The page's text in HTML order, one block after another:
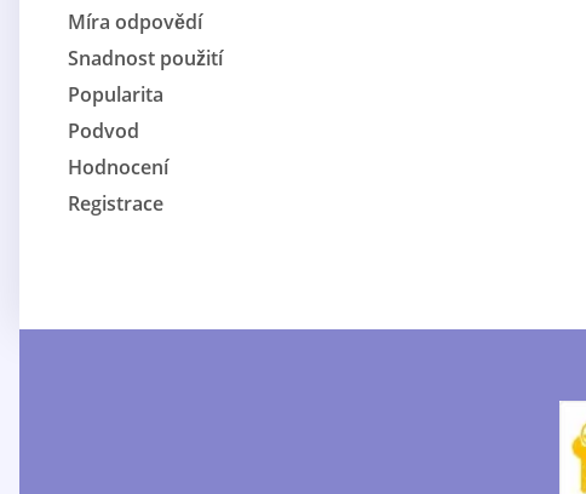
Míra odpovědí
Snadnost použití
Popularita
Podvod
Hodnocení
Registrace